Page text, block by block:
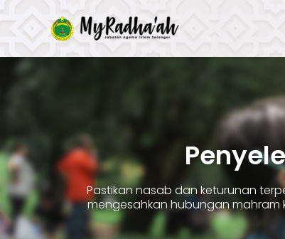
Skip
to
content
Pastikan nasab dan keturunan
mengesahkan hubungan mahram